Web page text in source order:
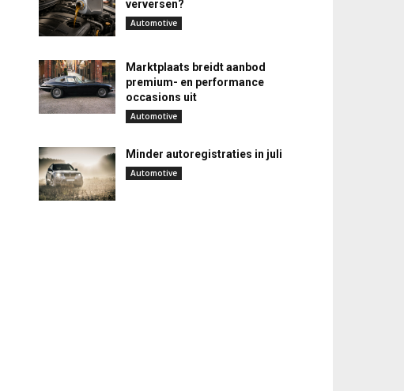
verversen?
Automotive
Marktplaats breidt aanbod
premium- en performance
occasions uit
Automotive
Minder autoregistraties in juli
Automotive